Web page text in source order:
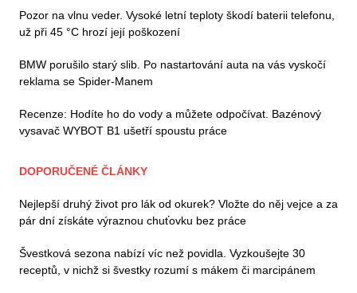
Pozor na vlnu veder. Vysoké letní teploty škodí baterii telefonu,
už při 45 °C hrozí její poškození
BMW porušilo starý slib. Po nastartování auta na vás vyskočí
reklama se Spider-Manem
Recenze: Hodíte ho do vody a můžete odpočívat. Bazénový
vysavač WYBOT B1 ušetří spoustu práce
DOPORUČENÉ ČLÁNKY
Nejlepší druhý život pro lák od okurek? Vložte do něj vejce a za
pár dní získáte výraznou chuťovku bez práce
Švestková sezona nabízí víc než povidla. Vyzkoušejte 30
receptů, v nichž si švestky rozumí s mákem či marcipánem